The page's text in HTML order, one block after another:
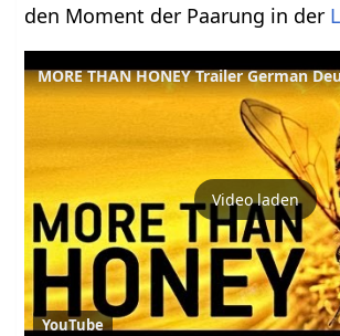
den Moment der Paarung in der
MORE THAN HONEY Trailer German
Video laden
YouTube